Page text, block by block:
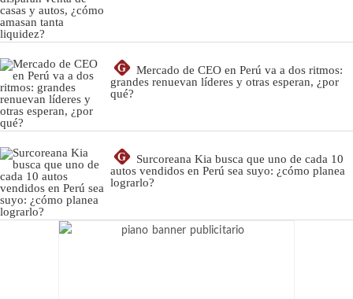
G
Mercado de CEO en Perú va a dos ritmos:
grandes renuevan líderes y otras esperan, ¿por
qué?
G
Surcoreana Kia busca que uno de cada 10
autos vendidos en Perú sea suyo: ¿cómo planea
lograrlo?